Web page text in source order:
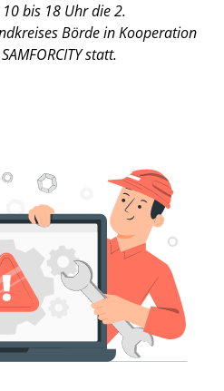
bis 18 Uhr die 2.
Börde in Kooperation
statt.